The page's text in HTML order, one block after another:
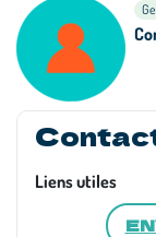
Liens utiles